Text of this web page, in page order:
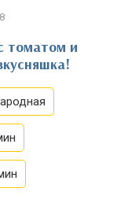
томатом и